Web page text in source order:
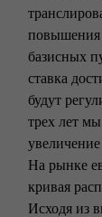
повышения
базисных
ставка
будут
трех лет
На рынке
кривая
Исходя из